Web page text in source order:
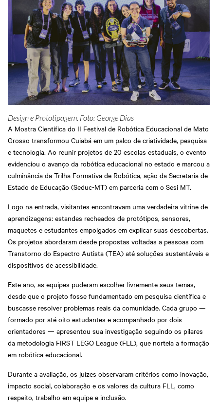
Cadastre-se em nossa
Newsletter
Sesi Viva Bem
Treinamentos das
Normas
Regulamentadoras
Consultas e Exames
Ocupacionais
Abrir Solicitação no SAC
Downloads
Credenciamento
Privacidade e Proteção
de Dados
Design e Prototipagem. Foto: George Dias
A Mostra Científica do II Festival de Robótica Educacional de Mato
Grosso transformou Cuiabá em um palco de criatividade, pesquisa
e tecnologia. Ao reunir projetos de 20 escolas estaduais, o evento
evidenciou o avanço da robótica educacional no estado e marcou a
culminância da Trilha Formativa de Robótica, ação da Secretaria de
Estado de Educação (Seduc-MT) em parceria com o Sesi MT.
Logo na entrada, visitantes encontravam uma verdadeira vitrine de
aprendizagens: estandes recheados de protótipos, sensores,
maquetes e estudantes empolgados em explicar suas descobertas.
Os projetos abordaram desde propostas voltadas a pessoas com
Transtorno do Espectro Autista (TEA) até soluções sustentáveis e
dispositivos de acessibilidade.
Este ano, as equipes puderam escolher livremente seus temas,
desde que o projeto fosse fundamentado em pesquisa científica e
buscasse resolver problemas reais da comunidade. Cada grupo —
formado por até oito estudantes e acompanhado por dois
orientadores — apresentou sua investigação seguindo os pilares
da metodologia FIRST LEGO League (FLL), que norteia a formação
em robótica educacional.
Durante a avaliação, os juízes observaram critérios como inovação,
impacto social, colaboração e os valores da cultura FLL, como
respeito, trabalho em equipe e inclusão.